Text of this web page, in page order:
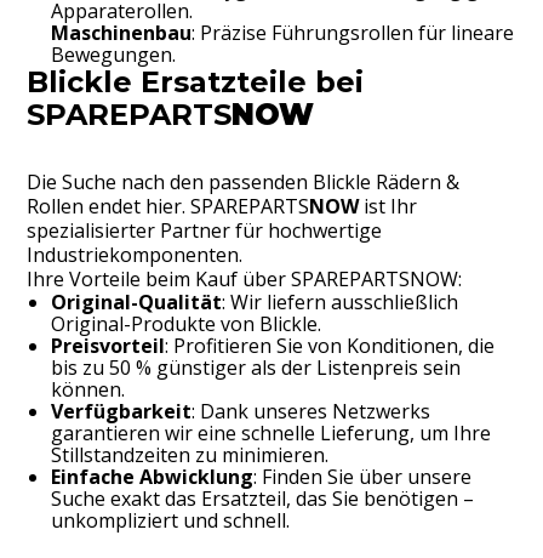
Apparaterollen.
Maschinenbau: Präzise Führungsrollen für lineare
Bewegungen.
Blickle Ersatzteile bei
SPAREPARTSNOW
Die Suche nach den passenden Blickle Rädern &
Rollen endet hier.SPAREPARTSNOW ist Ihr
spezialisierter Partner für hochwertige
Industriekomponenten.
Ihre Vorteile beim Kauf über SPAREPARTSNOW:
Original-Qualität: Wir liefern ausschließlich
Original-Produkte von Blickle.
Preisvorteil: Profitieren Sie von Konditionen, die
bis zu 50 % günstiger als der Listenpreis sein
können.
Verfügbarkeit: Dank unseres Netzwerks
garantieren wir eine schnelle Lieferung, um Ihre
Stillstandzeiten zu minimieren.
Einfache Abwicklung: Finden Sie über unsere
Suche exakt das Ersatzteil, das Sie benötigen –
unkompliziert und schnell.